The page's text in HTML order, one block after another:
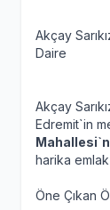
Akçay
Daire
Akçay
Edremit`in
harika emlak
Öne Çıkan